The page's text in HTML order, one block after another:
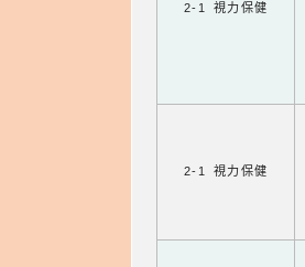
2-1 視力保健
2-1 視力保健